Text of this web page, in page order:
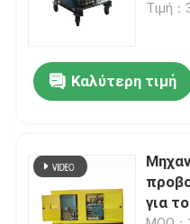
Ηλεκτρική υδρο
Βιομηχανικά υψηλά
Βιομηχανικοί υψηλοί
Τιμή：
Καλύτερη τιμή
για